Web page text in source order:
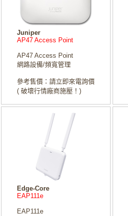
Juniper
AP47 Access Point
AP47 Access Point
網路設備/頻寬管理
參考售價：請立即來電詢價
( 破壞行情廠商施壓！)
Edge-Core
EAP111e
EAP111e